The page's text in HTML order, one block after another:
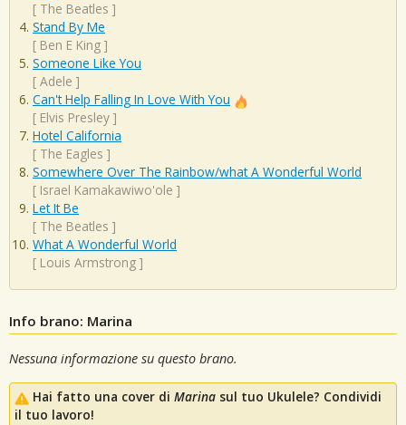
[ The Beatles ]
Stand By Me
[ Ben E King ]
Someone Like You
[ Adele ]
Can't Help Falling In Love With You
[ Elvis Presley ]
Hotel California
[ The Eagles ]
Somewhere Over The Rainbow/what A Wonderful World
[ Israel Kamakawiwo'ole ]
Let It Be
[ The Beatles ]
What A Wonderful World
[ Louis Armstrong ]
Info brano: Marina
Nessuna informazione su questo brano.
Hai fatto una cover di Marina sul tuo Ukulele? Condividi
il tuo lavoro!